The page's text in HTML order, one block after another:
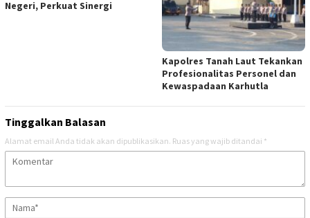
Negeri, Perkuat Sinergi
Kapolres Tanah Laut Tekankan
Profesionalitas Personel dan
Kewaspadaan Karhutla
Tinggalkan Balasan
Alamat email Anda tidak akan dipublikasikan. Ruas yang wajib ditandai *